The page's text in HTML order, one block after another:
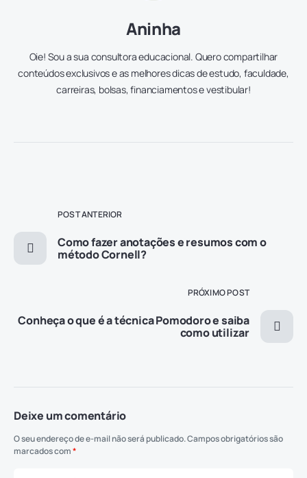
Aninha
Oie! Sou a sua consultora educacional. Quero compartilhar
conteúdos exclusivos e as melhores dicas de estudo, faculdade,
carreiras, bolsas, financiamentos e vestibular!
POST ANTERIOR
Como fazer anotações e resumos com o
método Cornell?
PRÓXIMO POST
Conheça o que é a técnica Pomodoro e saiba
como utilizar
Deixe um comentário
O seu endereço de e-mail não será publicado.Campos obrigatórios são
marcados com*